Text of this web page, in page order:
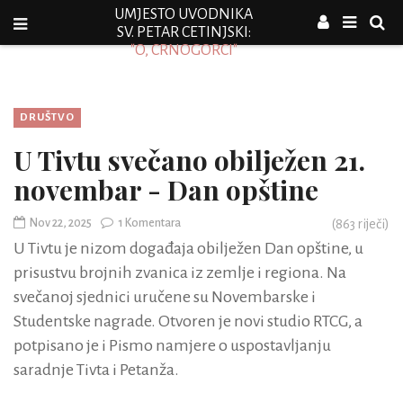
UMJESTO UVODNIKA
SV. PETAR CETINJSKI:
"O, CRNOGORCI"
DRUŠTVO
U Tivtu svečano obilježen 21.
novembar - Dan opštine
Nov 22, 2025 1 Komentara (863 riječi)
U Tivtu je nizom događaja obilježen Dan opštine, u
prisustvu brojnih zvanica iz zemlje i regiona. Na
svečanoj sjednici uručene su Novembarske i
Studentske nagrade. Otvoren je novi studio RTCG, a
potpisano je i Pismo namjere o uspostavljanju
saradnje Tivta i Petanža.